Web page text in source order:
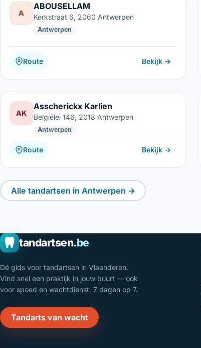
A
ABOUSELLAM
Kerkstraat 6, 2060 Antwerpen
Antwerpen
Route Bekijk →
AK
Asscherickx Karlien
Belgiëlei 146, 2018 Antwerpen
Antwerpen
Route Bekijk →
Alle tandartsen in Antwerpen →
tandartsen.be
Dé gids voor tandartsen in Vlaanderen.
Vind snel een praktijk in jouw buurt — ook
voor spoed en wachtdienst, 7 dagen op 7.
Tandarts van wacht